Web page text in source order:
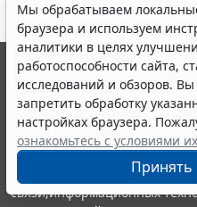
Мы обрабатываем
браузера и используем
аналитики в целях
работоспособности сайта,
исследований и обзоров.
запретить обработку
настройках браузера.
ознакомьтесь с условиями
Принять
© ООО "НПП "ГАРАНТ-
выпускается с 1990 года.
являются участниками
информации ГАРАНТ.
Портал ГАРАНТ.РУ
издания Федеральной
связи,информационных